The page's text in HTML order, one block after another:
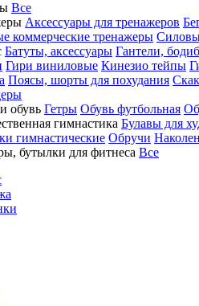
Все
Аксессуары для тренажеров
коммерческие тренажеры
Батуты, аксессуары Гантели,
Гири виниловые Кинезио тейпы
Поясы, шорты для похудания
обувь Гетры Обувь футбольная
гимнастика Булавы для
гимнастические Обручи
бутылки для фитнеса Все